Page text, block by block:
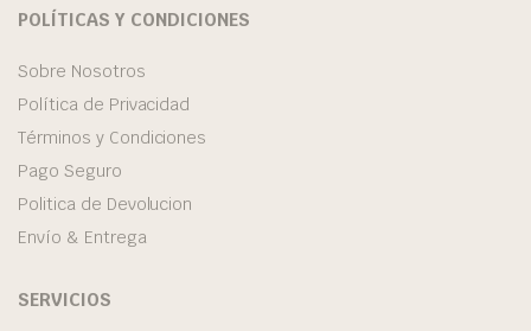
POLÍTICAS Y CONDICIONES
Sobre Nosotros
Política de Privacidad
Términos y Condiciones
Pago Seguro
Politica de Devolucion
Envío & Entrega
SERVICIOS